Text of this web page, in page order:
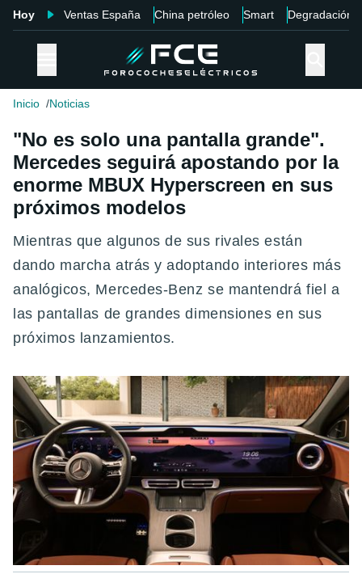
Hoy Ventas España China petróleo Smart Degradación
Inicio Noticias
"No es solo una pantalla grande".
Mercedes seguirá apostando por la
enorme MBUX Hyperscreen en sus
próximos modelos
Mientras que algunos de sus rivales están
dando marcha atrás y adoptando interiores más
analógicos, Mercedes-Benz se mantendrá fiel a
las pantallas de grandes dimensiones en sus
próximos lanzamientos.